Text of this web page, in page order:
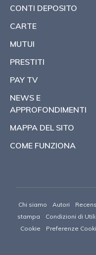
CONTI DEPOSITO
CARTE
MUTUI
PRESTITI
PAY TV
NEWS E
APPROFONDIMENTI
MAPPA DEL SITO
COME FUNZIONA
Chi siamo Autori
stampa
Condizioni di
Cookie
Preferenze